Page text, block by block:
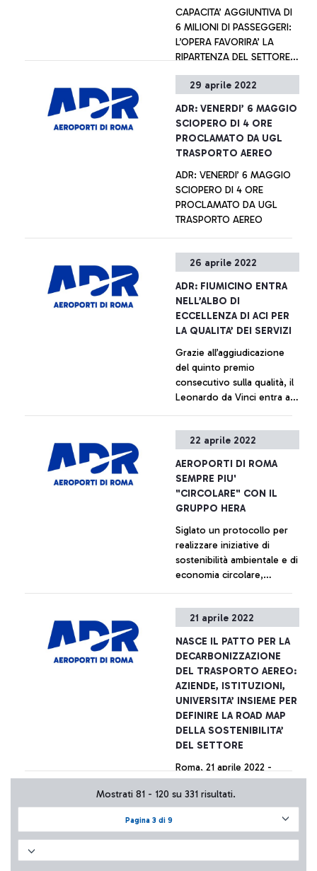
basi per un futuro
sostenibile.
CAPACITA’ AGGIUNTIVA DI
6 MILIONI DI PASSEGGERI:
L’OPERA FAVORIRA’ LA
RIPARTENZA DEL SETTORE
TURISMO IN ITALIA
+ Approfondisci
29 aprile 2022
ADR: VENERDI’ 6 MAGGIO
SCIOPERO DI 4 ORE
PROCLAMATO DA UGL
TRASPORTO AEREO
ADR: VENERDI’ 6 MAGGIO
SCIOPERO DI 4 ORE
PROCLAMATO DA UGL
TRASPORTO AEREO
+ Approfondisci
26 aprile 2022
ADR: FIUMICINO ENTRA
NELL’ALBO DI
ECCELLENZA DI ACI PER
LA QUALITA’ DEI SERVIZI
Grazie all’aggiudicazione
del quinto premio
consecutivo sulla qualità, il
Leonardo da Vinci entra a
eccellono per qualità dei
+ Approfondisci
22 aprile 2022
AEROPORTI DI ROMA
SEMPRE PIU'
"CIRCOLARE" CON IL
GRUPPO HERA
Siglato un protocollo per
realizzare iniziative di
sostenibilità ambientale e di
economia circolare,
ottimizzando il ciclo idrico
+ Approfondisci
21 aprile 2022
NASCE IL PATTO PER LA
DECARBONIZZAZIONE
DEL TRASPORTO AEREO:
AZIENDE, ISTITUZIONI,
UNIVERSITA’ INSIEME PER
DEFINIRE LA ROAD MAP
DELLA SOSTENIBILITA’
DEL SETTORE
Roma, 21 aprile 2022 -
Definire la road map per
raggiungere gli obiettivi di
l’obiettivo del Patto per la
Pagina 3 di 9
Mostrati 81 - 120 su 331 risultati.